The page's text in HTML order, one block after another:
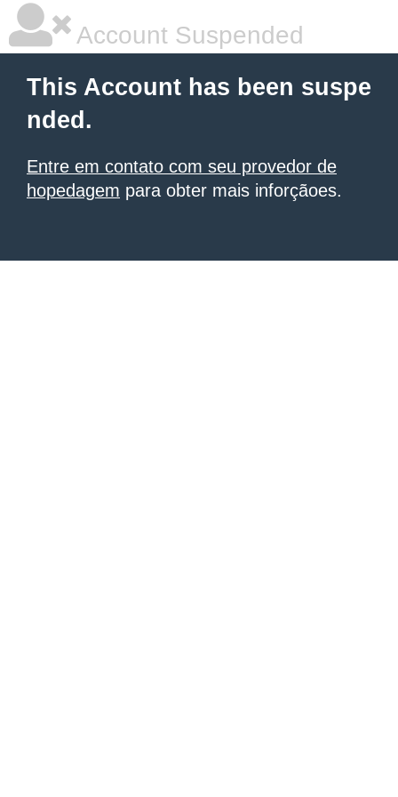
Account Suspended
This Account has been suspe
nded.
Entre em contato com seu provedor de
hopedagem para obter mais inforçãoes.